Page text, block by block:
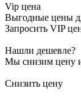
Vip цена
Выгодные цены
Запросить VIP
Нашли дешевле?
Мы снизим цену
Снизить цену